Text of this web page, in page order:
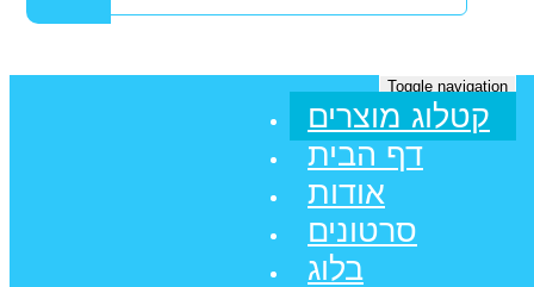
Toggle navigation
קטלוג מוצרים
דף הבית
אודות
סרטונים
בלוג